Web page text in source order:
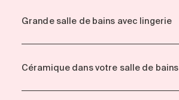
Grande salle de bains avec lingerie
Céramique dans votre salle de bains